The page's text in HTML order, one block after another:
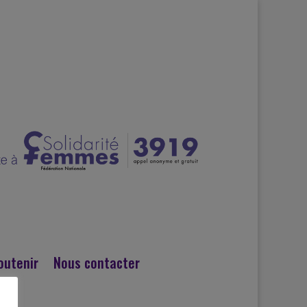
Nous contacter